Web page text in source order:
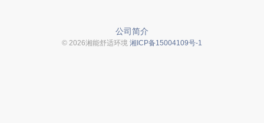
公司简介
© 2026湘能舒适环境 湘ICP备15004109号-1